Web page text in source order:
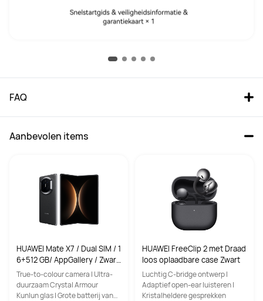
FAQ
Aanbevolen items
HUAWEI Mate X7 / Dual SIM / 1
6+512 GB/ AppGallery / Zwar
t/ Smartphone
True-to-colour camera | Ultra-
duurzaam Crystal Armour
Kunlun glas | Grote batterij van
HUAWEI FreeClip 2 met Draad
loos oplaadbare case Zwart
Luchtig C-bridge ontwerp |
Adaptief open-ear luisteren |
Kristalheldere gesprekken